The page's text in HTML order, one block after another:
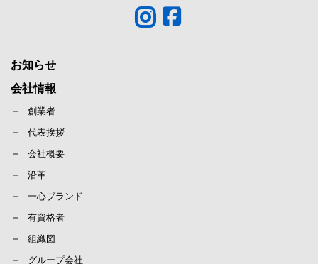
お知らせ
会社情報
創業者
代表挨拶
会社概要
沿革
一心ブランド
有資格者
組織図
グループ会社